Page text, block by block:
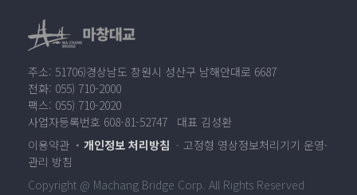
주소: 51706)경상남도 창원시 성산구 남해안대로 6687
전화: 055) 710-2000
팩스: 055) 710-2020
사업자등록번호 608-81-52747 대표 김성환
이용약관
개인정보 처리방침
고정형 영상정보처리기기 운영·
관리 방침
Copyright @ Machang Bridge Corp. All Rights Reserved